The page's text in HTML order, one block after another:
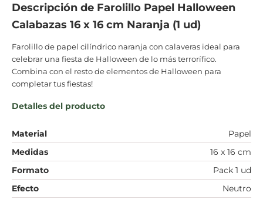
Descripción de Farolillo Papel Halloween
Calabazas 16 x 16 cm Naranja (1 ud)
Farolillo de papel cilíndrico naranja con calaveras ideal para
celebrar una fiesta de Halloween de lo más terrorífico.
Combina con el resto de elementos de Halloween para
completar tus fiestas!
Detalles del producto
Material
Papel
Medidas
16 x 16 cm
Formato
Pack 1 ud
Efecto
Neutro